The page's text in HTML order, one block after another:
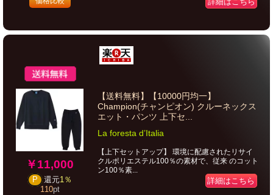
￥11,000
P 還元1％
110pt
【送料無料】【10000円均一】
Champion(チャンピオン) クルーネックス
エット・パンツ 上下セ...
La foresta d’Italia
【上下セットアップ】 環境に配慮されたリサイ
クルポリエステル100％の素材で、従来 のコット
ン100％素...
詳細はこちら